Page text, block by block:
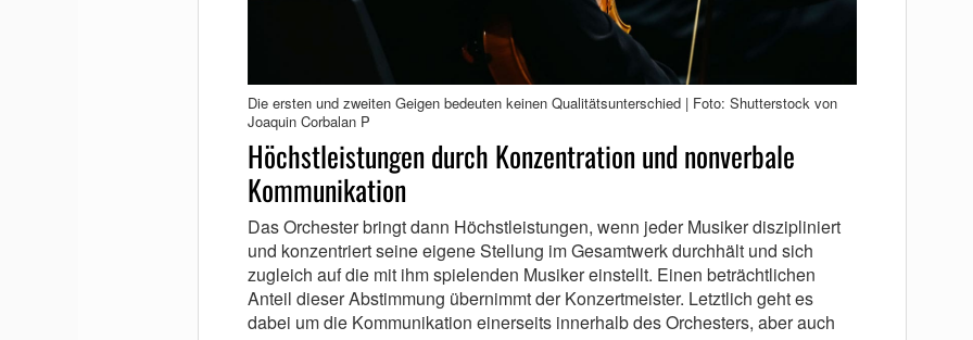
Die ersten und zweiten Geigen bedeuten keinen Qualitätsunterschied | Foto: Shutterstock von
Joaquin Corbalan P
Höchstleistungen durch Konzentration und nonverbale
Kommunikation
Das Orchester bringt dann Höchstleistungen, wenn jeder Musiker diszipliniert
und konzentriert seine eigene Stellung im Gesamtwerk durchhält und sich
zugleich auf die mit ihm spielenden Musiker einstellt. Einen beträchtlichen
Anteil dieser Abstimmung übernimmt der Konzertmeister. Letztlich geht es
dabei um die Kommunikation einerseits innerhalb des Orchesters, aber auch